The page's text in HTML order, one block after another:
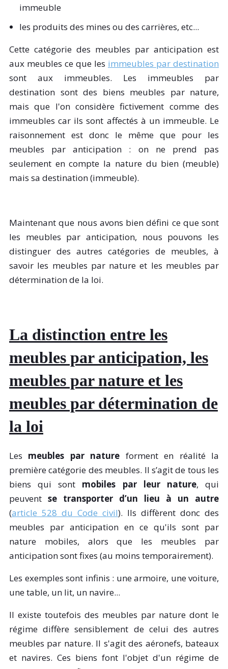
immeuble
les produits des mines ou des carrières, etc...
Cette catégorie des meubles par anticipation est
aux meubles ce que les immeubles par destination
sont aux immeubles. Les immeubles par
destination sont des biens meubles par nature,
mais que l'on considère fictivement comme des
immeubles car ils sont affectés à un immeuble. Le
raisonnement est donc le même que pour les
meubles par anticipation : on ne prend pas
seulement en compte la nature du bien (meuble)
mais sa destination (immeuble).
Maintenant que nous avons bien défini ce que sont
les meubles par anticipation, nous pouvons les
distinguer des autres catégories de meubles, à
savoir les meubles par nature et les meubles par
détermination de la loi.
La distinction entre les
meubles par anticipation, les
meubles par nature et les
meubles par détermination de
la loi
Les meubles par nature forment en réalité la
première catégorie des meubles. Il s’agit de tous les
biens qui sont mobiles par leur nature, qui
peuvent se transporter d’un lieu à un autre
(article 528 du Code civil). Ils diffèrent donc des
meubles par anticipation en ce qu'ils sont par
nature mobiles, alors que les meubles par
anticipation sont fixes (au moins temporairement).
Les exemples sont infinis : une armoire, une voiture,
une table, un lit, un navire...
Il existe toutefois des meubles par nature dont le
régime diffère sensiblement de celui des autres
meubles par nature. Il s'agit des aéronefs, bateaux
et navires. Ces biens font l'objet d'un régime de